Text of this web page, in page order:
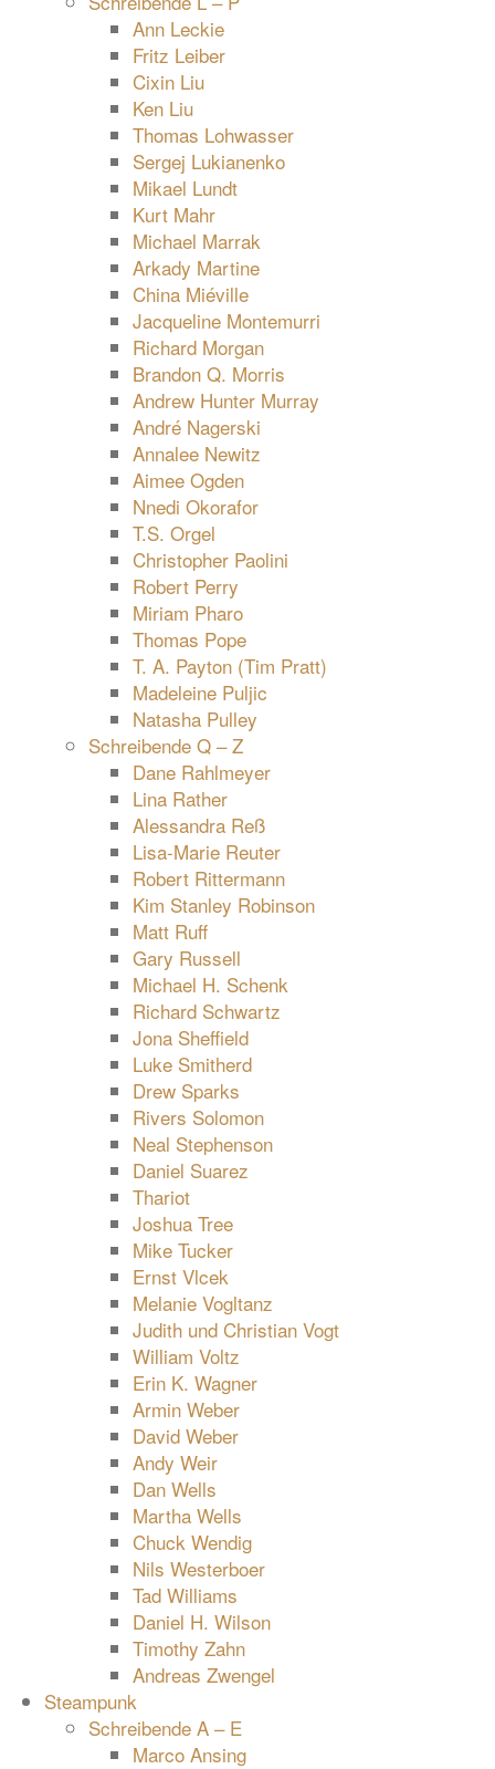
Ann Leckie
Fritz Leiber
Cixin Liu
Ken Liu
Thomas Lohwasser
Sergej Lukianenko
Mikael Lundt
Kurt Mahr
Michael Marrak
Arkady Martine
China Miéville
Jacqueline Montemurri
Richard Morgan
Brandon Q. Morris
Andrew Hunter Murray
André Nagerski
Annalee Newitz
Aimee Ogden
Nnedi Okorafor
T.S. Orgel
Christopher Paolini
Robert Perry
Miriam Pharo
Thomas Pope
T. A. Payton (Tim Pratt)
Madeleine Puljic
Natasha Pulley
Schreibende Q – Z
Dane Rahlmeyer
Lina Rather
Alessandra Reß
Lisa-Marie Reuter
Robert Rittermann
Kim Stanley Robinson
Matt Ruff
Gary Russell
Michael H. Schenk
Richard Schwartz
Jona Sheffield
Luke Smitherd
Drew Sparks
Rivers Solomon
Neal Stephenson
Daniel Suarez
Thariot
Joshua Tree
Mike Tucker
Ernst Vlcek
Melanie Vogltanz
Judith und Christian Vogt
William Voltz
Erin K. Wagner
Armin Weber
David Weber
Andy Weir
Dan Wells
Martha Wells
Chuck Wendig
Nils Westerboer
Tad Williams
Daniel H. Wilson
Timothy Zahn
Andreas Zwengel
Steampunk
Schreibende A – E
Marco Ansing